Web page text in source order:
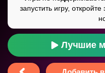
Лучшие